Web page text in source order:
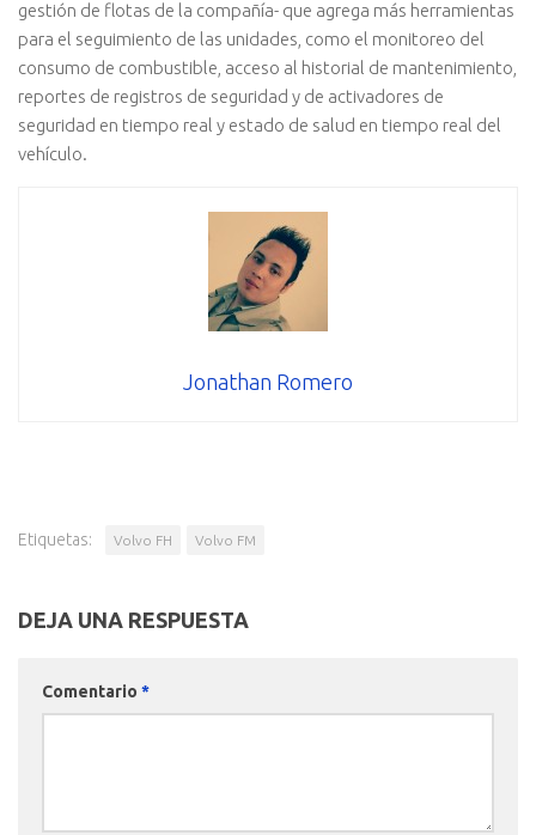
gestión de flotas de la compañía- que agrega más herramientas
para el seguimiento de las unidades, como el monitoreo del
consumo de combustible, acceso al historial de mantenimiento,
reportes de registros de seguridad y de activadores de
seguridad en tiempo real y estado de salud en tiempo real del
vehículo.
Jonathan Romero
Etiquetas: Volvo FH Volvo FM
DEJA UNA RESPUESTA
Comentario *